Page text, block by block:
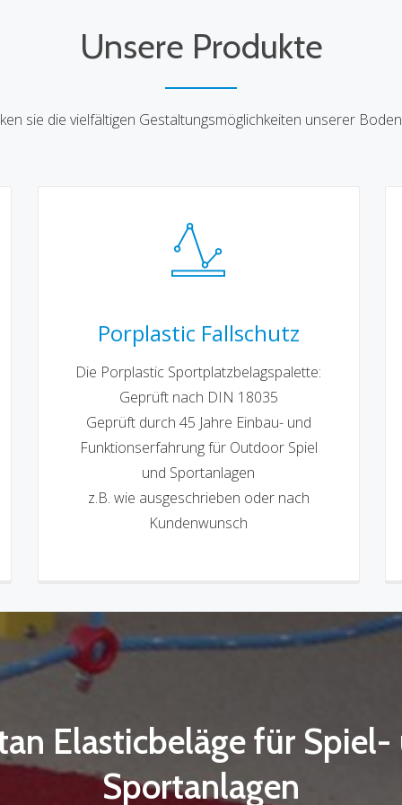
Unsere Produkte
sie die vielfältigen Gestaltungsmöglichkeiten unserer
Porplastic Fallschutz
Die Porplastic Sportplatzbelagspalette:
Geprüft nach DIN 18035
Geprüft durch 45 Jahre Einbau- und
Funktionserfahrung für Outdoor Spiel
und Sportanlagen
z.B. wie ausgeschrieben oder nach
Kundenwunsch
Elasticbeläge für Spiel-
Sportanlagen